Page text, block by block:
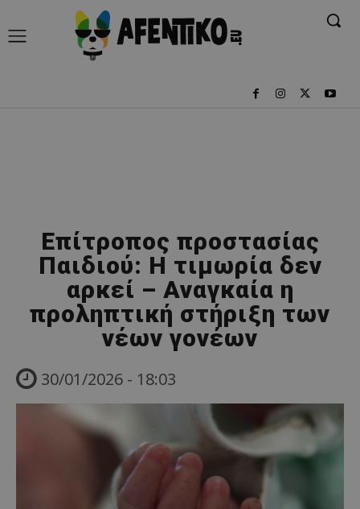
Επίτροπος προστασίας
Παιδιού: Η τιμωρία δεν
αρκεί – Αναγκαία η
προληπτική στήριξη των
νέων γονέων
30/01/2026 - 18:03